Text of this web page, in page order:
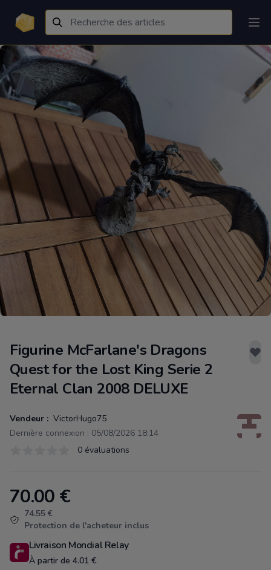
Figurine McFarlane's Dragons
Quest for the Lost King Serie 2
Eternal Clan 2008 DELUXE
Vendeur : VictorHugo75
Dernière connexion : 05/08/2026 18:14
0 évaluations
Product information
70.00 €
74.55 €
Protection de l'acheteur inclus
Livraison Mondial Relay
À partir de 4.01 €